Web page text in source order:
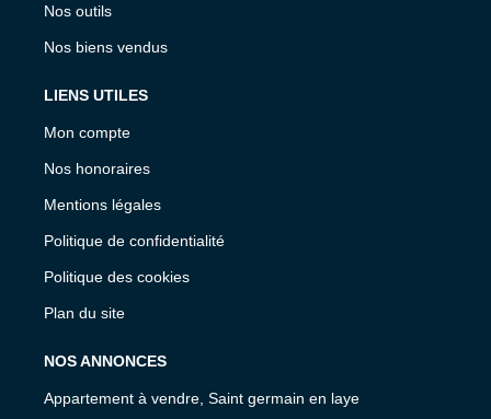
Nos outils
Nos biens vendus
LIENS UTILES
Mon compte
Nos honoraires
Mentions légales
Politique de confidentialité
Politique des cookies
Plan du site
NOS ANNONCES
Appartement à vendre, Saint germain en laye